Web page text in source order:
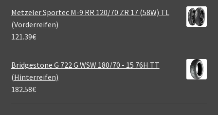
Metzeler Sportec M-9 RR 120/70 ZR 17 (58W) TL
(Vorderreifen)
121.39€
Bridgestone G 722 G WSW 180/70 - 15 76H TT
(Hinterreifen)
182.58€